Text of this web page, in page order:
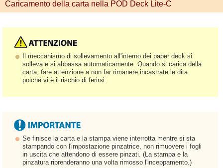
Caricamento della carta nella POD Deck Lite-C
Il meccanismo di sollevamento all'interno dei paper deck si
solleva e si abbassa automaticamente. Quando si carica della
carta, fare attenzione a non far rimanere incastrate le dita
poiché vi è il rischio di ferirsi.
Se finisce la carta e la stampa viene interrotta mentre si sta
stampando con l'impostazione pinzatrice, non rimuovere i fogli
in uscita che attendono di essere pinzati. (La stampa e la
pinzatura riprenderanno una volta rimosso l'inceppamento.)